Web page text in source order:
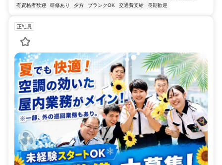
有資格者歓迎
研修あり 夕方 ブランクOK 交通費支給 長期歓迎
正社員